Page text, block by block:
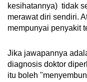
kesihatannya) tidak
merawat diri sendiri.
mempunyai penyakit
Jika jawapannya
diagnosis doktor
itu boleh